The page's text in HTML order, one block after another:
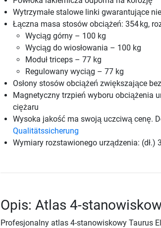
Wytrzymałe stalowe linki gwarantujące
Łączna masa stosów obciążeń: 354 kg,
Wyciąg górny – 100 kg
Wyciąg do wiosłowania – 100 kg
Moduł triceps – 77 kg
Regulowany wyciąg – 77 kg
Osłony stosów obciążeń zwiększające
Magnetyczny trzpień wyboru obciążenia
ciężaru
Wysoka jakość ma swoją uczciwą cenę.
Qualitätssicherung
Wymiary rozstawionego urządzenia:
Opis: Atlas 4-
Profesjonalny atlas 4-stanowiskowy Taurus